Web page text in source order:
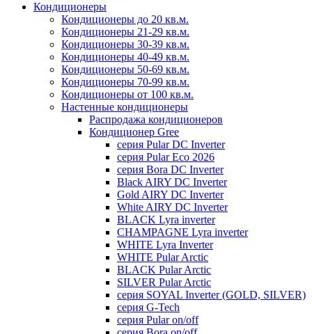
Кондиционеры
Кондиционеры до 20 кв.м.
Кондиционеры 21-29 кв.м.
Кондиционеры 30-39 кв.м.
Кондиционеры 40-49 кв.м.
Кондиционеры 50-69 кв.м.
Кондиционеры 70-99 кв.м.
Кондиционеры от 100 кв.м.
Настенные кондиционеры
Распродажа кондиционеров
Кондиционер Gree
серия Pular DC Inverter
серия Pular Eco 2026
серия Bora DC Inverter
Black AIRY DC Inverter
Gold AIRY DC Inverter
White AIRY DC Inverter
BLACK Lyra inverter
CHAMPAGNE Lyra inverter
WHITE Lyra Inverter
WHITE Pular Arctic
BLACK Pular Arctic
SILVER Pular Arctic
серия SOYAL Inverter (GOLD, SILVER)
серия G-Tech
серия Pular on/off